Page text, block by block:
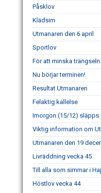
Påsklov
Klädsim
Utmanaren den 6 april
Sportlov
För att minska
Nu börjar terminen!
Resultat Utmanaren
Felaktig kallelse
Imorgon (15/12) släpps
Viktig information om
Utmanaren den 19
Livräddning vecka 45
Till alla som simmar i
Höstlov vecka 44